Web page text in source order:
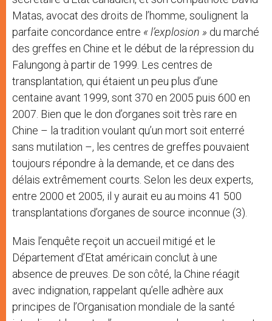
Matas, avocat des droits de l’homme, soulignent la
parfaite concordance entre « l’explosion » du marché
des greffes en Chine et le début de la répression du
Falungong à partir de 1999. Les centres de
transplantation, qui étaient un peu plus d’une
centaine avant 1999, sont 370 en 2005 puis 600 en
2007. Bien que le don d’organes soit très rare en
Chine – la tradition voulant qu’un mort soit enterré
sans mutilation –, les centres de greffes pouvaient
toujours répondre à la demande, et ce dans des
délais extrêmement courts. Selon les deux experts,
entre 2000 et 2005, il y aurait eu au moins 41 500
transplantations d’organes de source inconnue (3).
Mais l’enquête reçoit un accueil mitigé et le
Département d’Etat américain conclut à une
absence de preuves. De son côté, la Chine réagit
avec indignation, rappelant qu’elle adhère aux
principes de l’Organisation mondiale de la santé